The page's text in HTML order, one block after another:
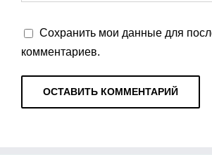
Сохранить мои данные для
комментариев.